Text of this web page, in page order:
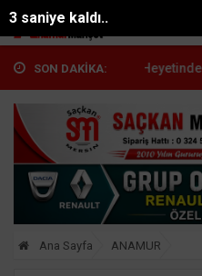
1 saniye kaldı..
SON DAKİKA:
Parti Heyetinden Köprübaşı...
Ana Sayfa ANAMUR